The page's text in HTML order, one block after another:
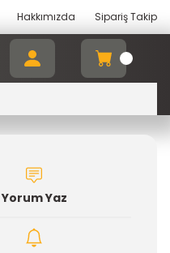
Hakkımızda Sipariş Takip
Yorum Yaz